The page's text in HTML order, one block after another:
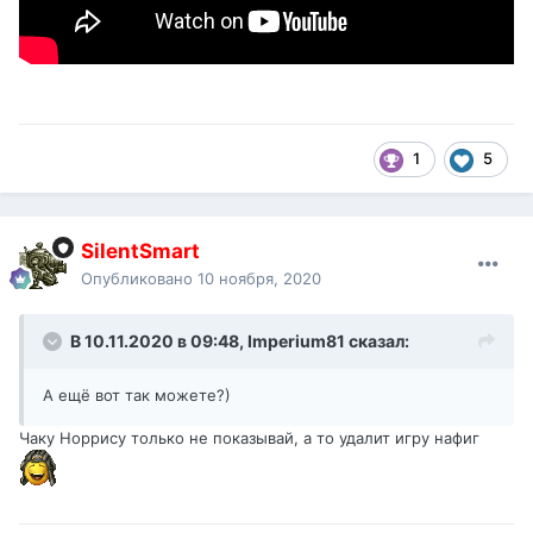
1 5
SilentSmart
Опубликовано 10 ноября, 2020
В 10.11.2020 в 09:48, Imperium81 сказал:
А ещё вот так можете?)
Чаку Норрису только не показывай, а то удалит игру нафиг